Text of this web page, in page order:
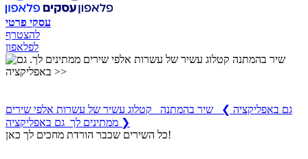
עסקי פרטי
להצטרף
לפלאפון
גם באפליקציה ❯
שיר בהמתנה קטלוג עשיר של עשרות אלפי שירים
ממתינים לך גם באפליקציה ❯
כל השירים שכבר הורדת מחכים לך כאן!